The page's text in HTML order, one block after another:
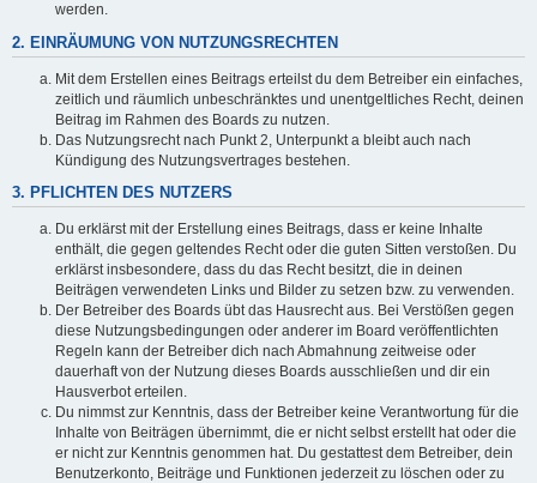
werden.
2. EINRÄUMUNG VON NUTZUNGSRECHTEN
Mit dem Erstellen eines Beitrags erteilst du dem Betreiber ein einfaches,
zeitlich und räumlich unbeschränktes und unentgeltliches Recht, deinen
Beitrag im Rahmen des Boards zu nutzen.
Das Nutzungsrecht nach Punkt 2, Unterpunkt a bleibt auch nach
Kündigung des Nutzungsvertrages bestehen.
3. PFLICHTEN DES NUTZERS
Du erklärst mit der Erstellung eines Beitrags, dass er keine Inhalte
enthält, die gegen geltendes Recht oder die guten Sitten verstoßen. Du
erklärst insbesondere, dass du das Recht besitzt, die in deinen
Beiträgen verwendeten Links und Bilder zu setzen bzw. zu verwenden.
Der Betreiber des Boards übt das Hausrecht aus. Bei Verstößen gegen
diese Nutzungsbedingungen oder anderer im Board veröffentlichten
Regeln kann der Betreiber dich nach Abmahnung zeitweise oder
dauerhaft von der Nutzung dieses Boards ausschließen und dir ein
Hausverbot erteilen.
Du nimmst zur Kenntnis, dass der Betreiber keine Verantwortung für die
Inhalte von Beiträgen übernimmt, die er nicht selbst erstellt hat oder die
er nicht zur Kenntnis genommen hat. Du gestattest dem Betreiber, dein
Benutzerkonto, Beiträge und Funktionen jederzeit zu löschen oder zu